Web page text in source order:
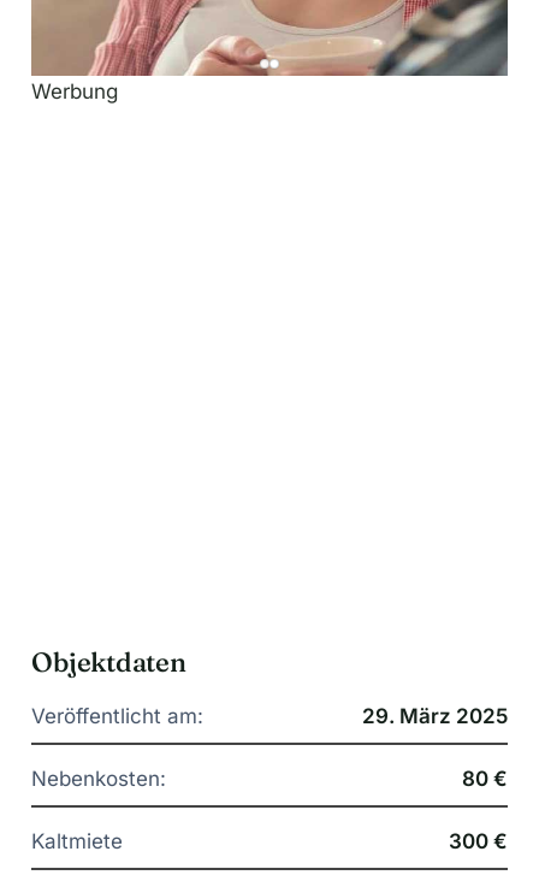
Werbung
Objektdaten
Veröffentlicht am: 29. März 2025
Nebenkosten: 80 €
Kaltmiete 300 €